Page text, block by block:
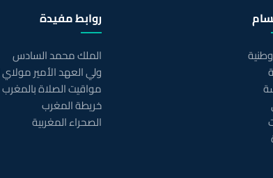
وطنية
روابط مفيدة
الملك محمد السادس
ولي العهد الأمير
مواقيت الصلاة بالمغرب
خريطة المغرب
الصحراء المغربية